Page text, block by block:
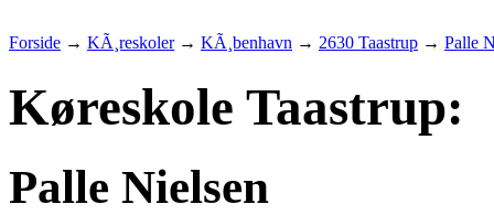
Forside → KÃ¸reskoler→ KÃ¸benhavn → 2630 Taastrup → Palle
Køreskole Taastrup:
Palle Nielsen